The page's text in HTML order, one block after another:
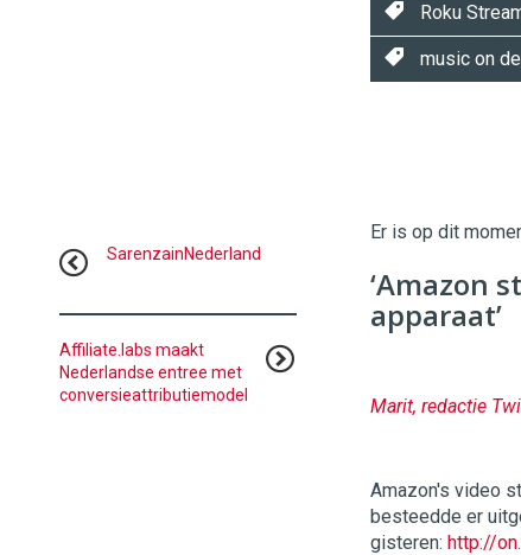
Roku
music on
Digital
9654
Er is op dit
‘Amazon
apparaat’
Marit, redactie
Amazon's video
besteedde er
gisteren: http://
SarenzainNederland
Affiliate.labs maakt
Nederlandse entree met
conversieattributiemodel